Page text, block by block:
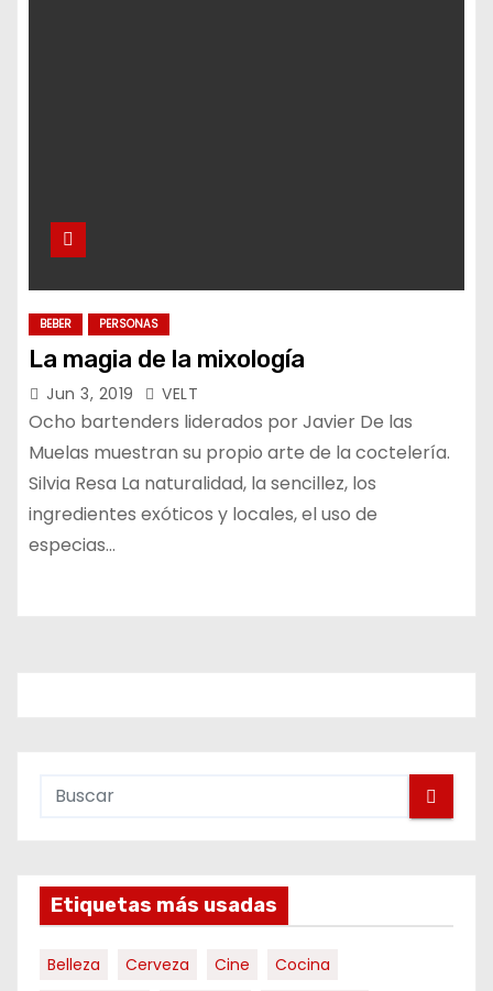
BEBER PERSONAS
La magia de la mixología
Jun 3, 2019 VELT
Ocho bartenders liderados por Javier De las
Muelas muestran su propio arte de la coctelería.
Silvia Resa La naturalidad, la sencillez, los
ingredientes exóticos y locales, el uso de
especias…
Etiquetas más usadas
Belleza Cerveza Cine
Cocina